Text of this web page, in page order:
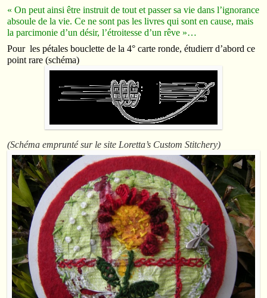
« On peut ainsi être instruit de tout et passer sa vie dans l’ignorance
absoule de la vie. Ce ne sont pas les livres qui sont en cause, mais
la parcimonie d’un désir, l’étroitesse d’un rêve »…
Pour les pétales bouclette de la 4° carte ronde, étudierr d’abord ce
point rare (schéma)
(Schéma emprunté sur le site Loretta’s Custom Stitchery)